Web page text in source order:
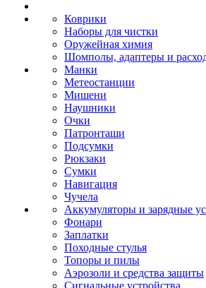
Коврики
Наборы для чистки
Оружейная химия
Шомполы, адаптеры и
Манки
Метеостанции
Мишени
Наушники
Очки
Патронташи
Подсумки
Рюкзаки
Сумки
Навигация
Чучела
Аккумуляторы и зарядные
Фонари
Заплатки
Походные стулья
Топоры и пилы
Аэрозоли и средства защиты
Сигнальные устройства